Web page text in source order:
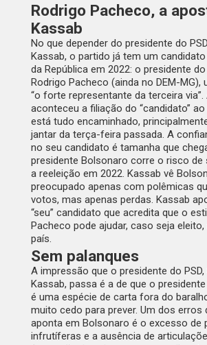
Rodrigo Pacheco, a
Kassab
No que depender do presidente do
Kassab, o partido já tem um
da República em 2022: o presidente
Rodrigo Pacheco (ainda no DEM-MG),
“o forte representante da terceira via”.
aconteceu a filiação do “candidato” ao
está tudo encaminhado,
jantar da terça-feira passada. A
no seu candidato é tamanha que
presidente Bolsonaro corre o risco de
a reeleição em 2022. Kassab vê
preocupado apenas com polêmicas
votos, mas apenas perdas. Kassab
“seu” candidato que acredita que o
Pacheco pode ajudar, caso seja
país.
Sem palanques
A impressão que o presidente do PSD,
Kassab, passa é a de que o
é uma espécie de carta fora do
muito cedo para prever. Um dos erros
aponta em Bolsonaro é o excesso de
infrutíferas e a ausência de